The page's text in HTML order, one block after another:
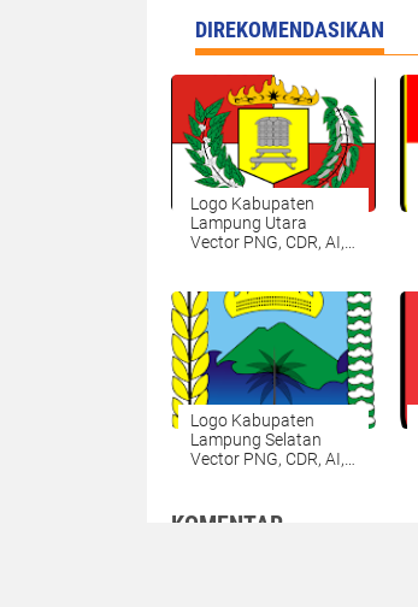
DIREKOMENDASIKAN
Logo Kabupaten
Lampung Utara
Vector PNG, CDR, AI,
Logo Kabupaten
Lampung Selatan
Vector PNG, CDR, AI,
KOMENTAR